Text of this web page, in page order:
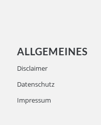
ALLGEMEINES
Disclaimer
Datenschutz
Impressum